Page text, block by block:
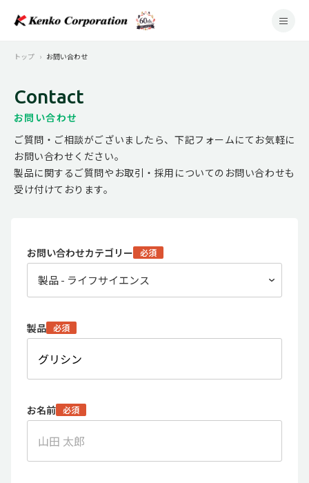
トップ お問い合わせ
Contact
お問い合わせ
ご質問・ご相談がございましたら、下記フォームにてお気軽に
お問い合わせください。
製品に関するご質問やお取引・採用についてのお問い合わせも
受け付けております。
お問い合わせカテゴリー 必須
製品 必須
お名前 必須